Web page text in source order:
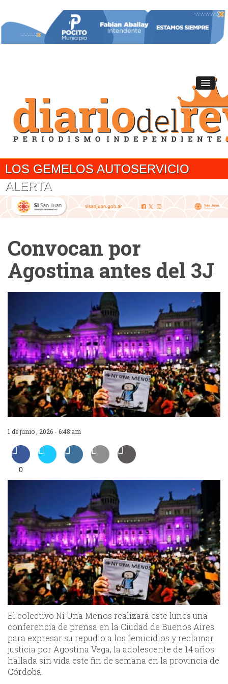
LOS GEMELOS AUTOSERVICIO
ALERTA
Convocan por
Agostina antes del 3J
1 de junio , 2026 - 6:48:am
0
El colectivo Ni Una Menos realizará este lunes una
conferencia de prensa en la Ciudad de Buenos Aires
para expresar su repudio a los femicidios y reclamar
justicia por Agostina Vega, la adolescente de 14 años
hallada sin vida este fin de semana en la provincia de
Córdoba.